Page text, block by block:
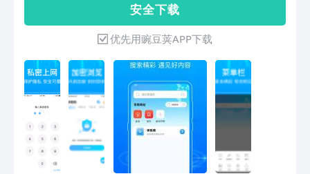
站地址 保护您上网时下载的私密图片、
视频、小说等不被人窥窃，无痕安全浏
览，自主研发安全极速内核，保证信息不
泄露，上网看图看片使用的安全浏览器
汇集常用的网站及资源。及时收录影视、
音乐、小说、游戏等分类的网址和内容，
让您的网络生活更简单精彩。 装包超
小，超低内存占用，极速轻巧！安全省
流！支持主流各大搜索引擎，内置海量新
闻头条、免费小说影视、网址导航，满足
你90%的手机上网需求！
安 全 下 载
优先用豌豆荚APP下载